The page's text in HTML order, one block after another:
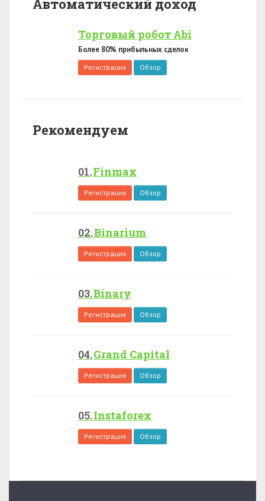
Автоматический доход
Торговый робот Abi
Более 80% прибыльных сделок
Регистрация Обзор
Рекомендуем
Finmax
Регистрация Обзор
Binarium
Регистрация Обзор
Binary
Регистрация Обзор
Grand Capital
Регистрация Обзор
Instaforex
Регистрация Обзор